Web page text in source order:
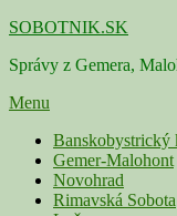
Skip
content
SOBOTNIK.SK
Správy z Gemera,
Menu
Primárne
menu
Banskobystrický
Gemer-Malohont
Novohrad
Rimavská Sobota